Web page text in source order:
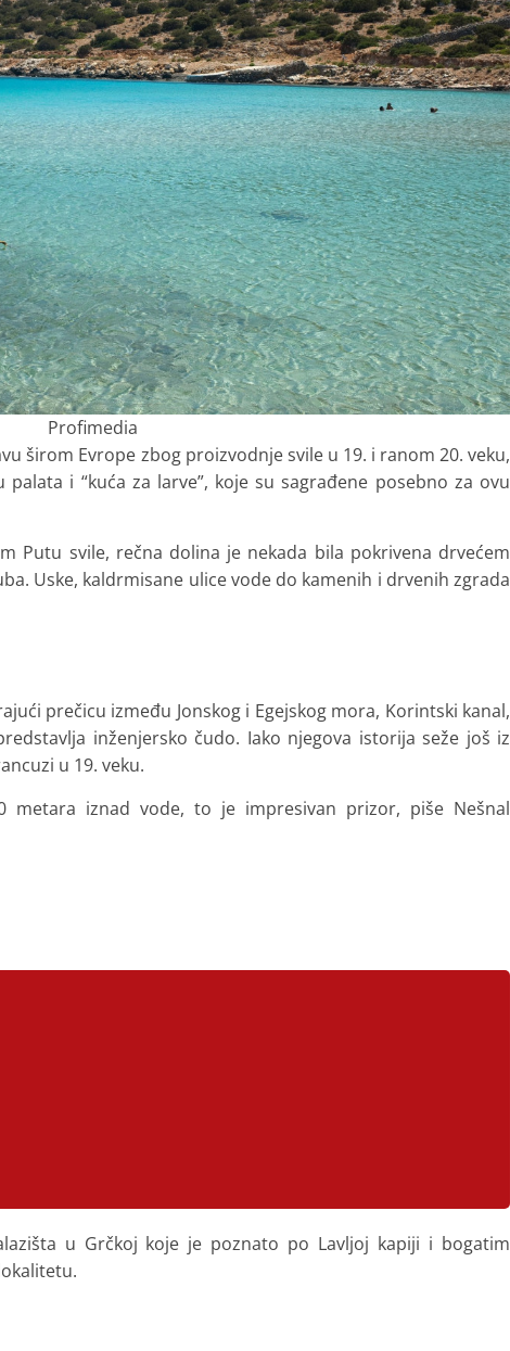
Profimedia
širom Evrope zbog proizvodnje svile u 19. i ranom 20. veku,
i “kuća za larve”, koje su sagrađene posebno za ovu
Putu svile, rečna dolina je nekada bila pokrivena drvećem
Uske, kaldrmisane ulice vode do kamenih i drvenih zgrada
prečicu između Jonskog i Egejskog mora, Korintski kanal,
inženjersko čudo. Iako njegova istorija seže još iz
u 19. veku.
metara iznad vode, to je impresivan prizor, piše Nešnal
u Grčkoj koje je poznato po Lavljoj kapiji i bogatim